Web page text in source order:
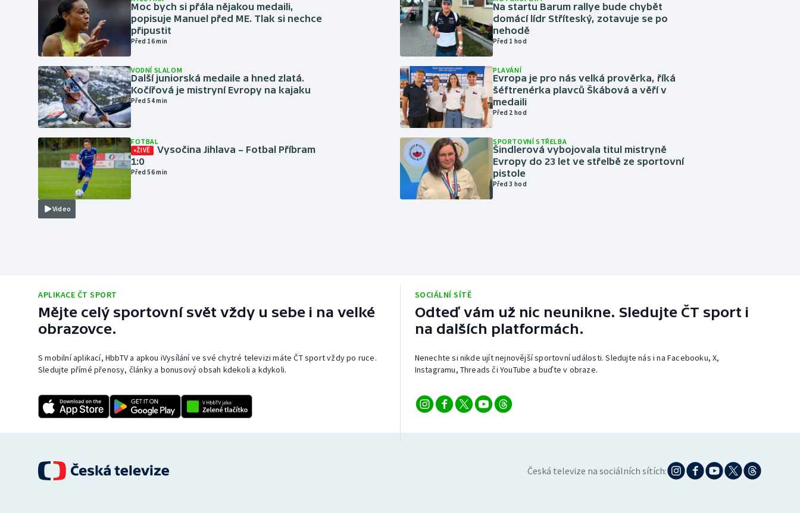
Moc bych si přála nějakou medaili,
popisuje Manuel před ME. Tlak si nechce
připustit
Před 16 min
VODNÍ SLALOM
Další juniorská medaile a hned zlatá.
Kočířová je mistryní Evropy na kajaku
Před 54 min
Video
FOTBAL
ŽIVĚ
Vysočina Jihlava – Fotbal Příbram
1:0
Před 56 min
Na startu Barum rallye bude chybět
domácí lídr Stříteský, zotavuje se po
nehodě
Před 1 hod
PLAVÁNÍ
Evropa je pro nás velká prověrka, říká
šéftrenérka plavců Škábová a věří v
medaili
Před 2 hod
SPORTOVNÍ STŘELBA
Šindlerová vybojovala titul mistryně
Evropy do 23 let ve střelbě ze sportovní
pistole
Před 3 hod
APLIKACE ČT SPORT
Mějte celý sportovní svět vždy u sebe i na velké
obrazovce.
S mobilní aplikací, HbbTV a apkou iVysílání ve své chytré televizi máte ČT sport vždy po ruce.
Sledujte přímé přenosy, články a bonusový obsah kdekoli a kdykoli.
SOCIÁLNÍ SÍTĚ
Odteď vám už nic neunikne. Sledujte ČT sport i
na dalších platformách.
Nenechte si nikde ujít nejnovější sportovní události. Sledujte nás i na Facebooku, X,
Instagramu, Threads či YouTube a buďte v obraze.
Česká televize na sociálních sítích: